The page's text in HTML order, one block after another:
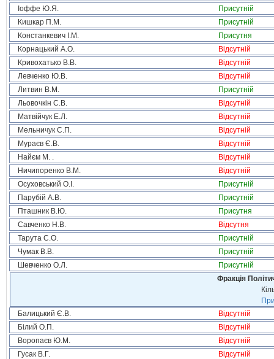
Іоффе Ю.Я.
Присутній
Кишкар П.М.
Присутній
Констанкевич І.М.
Присутня
Корнацький А.О.
Відсутній
Кривохатько В.В.
Відсутній
Левченко Ю.В.
Відсутній
Литвин В.М.
Присутній
Льовочкін С.В.
Відсутній
Матвійчук Е.Л.
Відсутній
Мельничук С.П.
Відсутній
Мураєв Є.В.
Відсутній
Найєм М. .
Відсутній
Ничипоренко В.М.
Відсутній
Осуховський О.І.
Присутній
Парубій А.В.
Присутній
Пташник В.Ю.
Присутня
Савченко Н.В.
Відсутня
Тарута С.О.
Присутній
Чумак В.В.
Присутній
Шевченко О.Л.
Присутній
Фракція
Балицький Є.В.
Відсутній
Білий О.П.
Відсутній
Воропаєв Ю.М.
Відсутній
Гусак В.Г.
Відсутній